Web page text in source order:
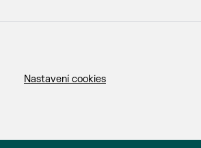
Nastavení cookies